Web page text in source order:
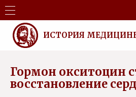
ИСТОРИЯ
Гормон окситоцин
восстановление